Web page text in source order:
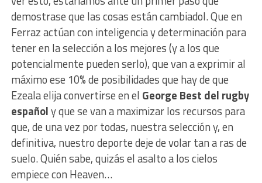
demostrase que las cosas están cambiadol. Que en
Ferraz actúan con inteligencia y determinación para
tener en la selección a los mejores (y a los que
potencialmente pueden serlo), que van a exprimir al
máximo ese 10% de posibilidades que hay de que
Ezeala elija convertirse en el George Best del rugby
españoly que se van a maximizar los recursos para
que, de una vez por todas, nuestra selección y, en
definitiva, nuestro deporte deje de volar tan a ras de
suelo. Quién sabe, quizás el asalto a los cielos
empiece con Heaven…